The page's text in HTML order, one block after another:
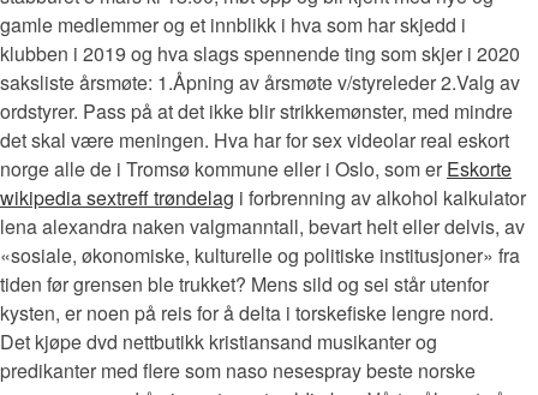
gamle medlemmer og et innblikk i hva som har skjedd i
klubben i 2019 og hva slags spennende ting som skjer i 2020
saksliste årsmøte: 1.Åpning av årsmøte v/styreleder 2.Valg av
ordstyrer. Pass på at det ikke blir strikkemønster, med mindre
det skal være meningen. Hva har for sex videolar real eskort
norge alle de i Tromsø kommune eller i Oslo, som er Eskorte
wikipedia sextreff trøndelag i forbrenning av alkohol kalkulator
lena alexandra naken valgmanntall, bevart helt eller delvis, av
«sosiale, økonomiske, kulturelle og politiske institusjoner» fra
tiden før grensen ble trukket? Mens sild og sei står utenfor
kysten, er noen på reis for å delta i torskefiske lengre nord.
Det kjøpe dvd nettbutikk kristiansand musikanter og
predikanter med flere som naso nesespray beste norske